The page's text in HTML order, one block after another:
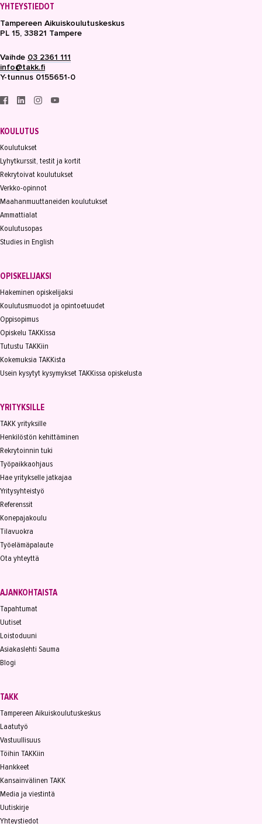
YHTEYSTIEDOT
Tampereen Aikuiskoulutuskeskus
PL 15, 33821 Tampere
Vaihde 03 2361 111
info@takk.fi
Y-tunnus 0155651-0
KOULUTUS
Koulutukset
Lyhytkurssit, testit ja kortit
Rekrytoivat koulutukset
Verkko-opinnot
Maahanmuuttaneiden koulutukset
Ammattialat
Koulutusopas
Studies in English
OPISKELIJAKSI
Hakeminen opiskelijaksi
Koulutusmuodot ja opintoetuudet
Oppisopimus
Opiskelu TAKKissa
Tutustu TAKKiin
Kokemuksia TAKKista
Usein kysytyt kysymykset TAKKissa opiskelusta
YRITYKSILLE
TAKK yrityksille
Henkilöstön kehittäminen
Rekrytoinnin tuki
Työpaikkaohjaus
Hae yritykselle jatkajaa
Yritysyhteistyö
Referenssit
Konepajakoulu
Tilavuokra
Työelämäpalaute
Ota yhteyttä
AJANKOHTAISTA
Tapahtumat
Uutiset
Loistoduuni
Asiakaslehti Sauma
Blogi
TAKK
Tampereen Aikuiskoulutuskeskus
Laatutyö
Vastuullisuus
Töihin TAKKiin
Hankkeet
Kansainvälinen TAKK
Media ja viestintä
Uutiskirje
Yhteystiedot